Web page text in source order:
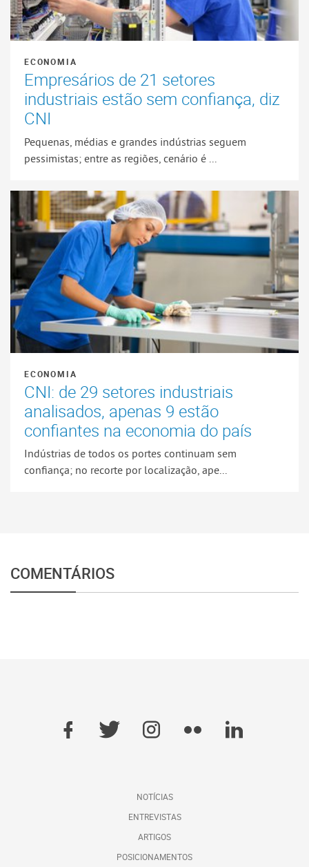
ECONOMIA
Empresários de 21 setores
industriais estão sem confiança, diz
CNI
Pequenas, médias e grandes indústrias seguem
pessimistas; entre as regiões, cenário é ...
ECONOMIA
CNI: de 29 setores industriais
analisados, apenas 9 estão
confiantes na economia do país
Indústrias de todos os portes continuam sem
confiança; no recorte por localização, ape...
COMENTÁRIOS
NOTÍCIAS
ENTREVISTAS
ARTIGOS
POSICIONAMENTOS